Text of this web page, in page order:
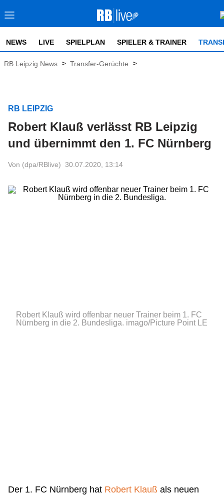
NEWS LIVE SPIELPLAN SPIELER & TRAINER
RB Leipzig News > Transfer-Gerüchte >
RB LEIPZIG
Robert Klauß verlässt RB Leipzig
und übernimmt den 1. FC Nürnberg
Von (dpa/RBlive) 30.07.2020, 13:14
Robert Klauß wird offenbar neuer Trainer beim 1. FC
Nürnberg in die 2. Bundesliga. imago/Picture Point LE
Der 1. FC Nürnberg hat Robert Klauß als neuen